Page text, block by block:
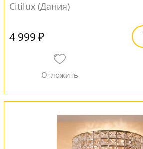
Citilux (Дания)
4 999 ₽